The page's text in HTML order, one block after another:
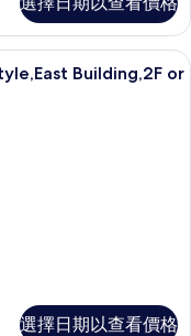
Building,2F or
選擇日期以查看價格